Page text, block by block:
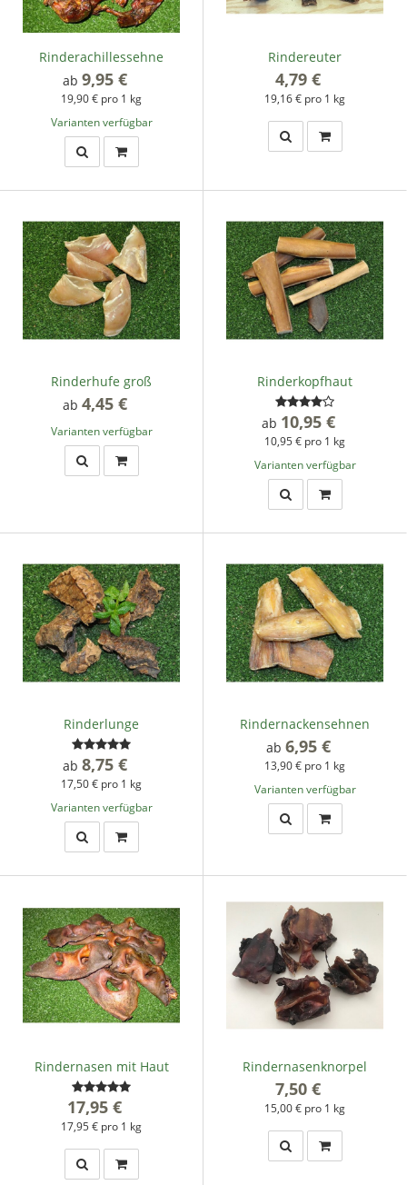
Rinderachillessehne
ab 9,95 €
19,90 € pro 1 kg
Varianten verfügbar
Rindereuter
4,79 €
19,16 € pro 1 kg
Rinderhufe groß
ab 4,45 €
Varianten verfügbar
Rinderkopfhaut
ab 10,95 €
10,95 € pro 1 kg
Varianten verfügbar
Rinderlunge
ab 8,75 €
17,50 € pro 1 kg
Varianten verfügbar
Rindernackensehnen
ab 6,95 €
13,90 € pro 1 kg
Varianten verfügbar
Rindernasen mit Haut
17,95 €
17,95 € pro 1 kg
Rindernasenknorpel
7,50 €
15,00 € pro 1 kg